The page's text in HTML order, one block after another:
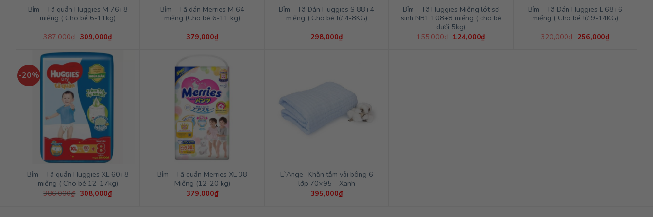
Bỉm – Tã quần Huggies M 76+8
miếng ( Cho bé 6-11kg)
387,000₫ Giá
là:
387,000₫.
309,000₫Giá
hiện
là:
309,000₫.
Bỉm – Tã dán Merries M 64
miếng (Cho bé 6-11 kg)
379,000₫
Bỉm – Tã Dán Huggies S 88+4
miếng ( Cho bé từ 4-8KG)
298,000₫
Bỉm – Tã Huggies Miếng lót sơ
sinh NB1 108+8 miếng ( cho bé
dưới 5kg)
155,000₫ Giá
124,000₫Giá
hiện
Bỉm – Tã Dán Huggies L 68+6
miếng ( Cho bé từ 9-14KG)
320,000₫ Giá
256,000₫Giá
hiện
-20%
Bỉm – Tã quần Huggies XL 60+8
miếng ( Cho bé 12-17kg)
386,000₫ Giá
308,000₫Giá
hiện
Bỉm – Tã quần Merries XL 38
Miếng (12-20 kg)
379,000₫
L`Ange- Khăn tắm vải bông 6
lớp 70×95 – Xanh
395,000₫